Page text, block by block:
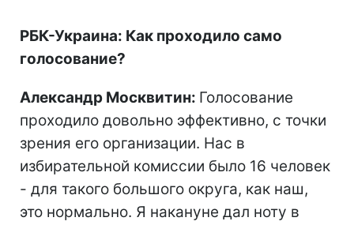
РБК-Украина: Как проходило само
голосование?
Александр Москвитин: Голосование
проходило довольно эффективно, с точки
зрения его организации. Нас в
избирательной комиссии было 16 человек
- для такого большого округа, как наш,
это нормально. Я накануне дал ноту в